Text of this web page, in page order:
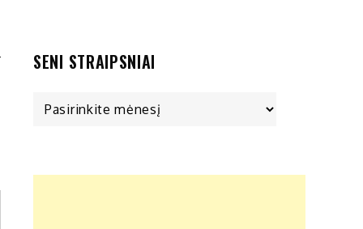
SENI STRAIPSNIAI